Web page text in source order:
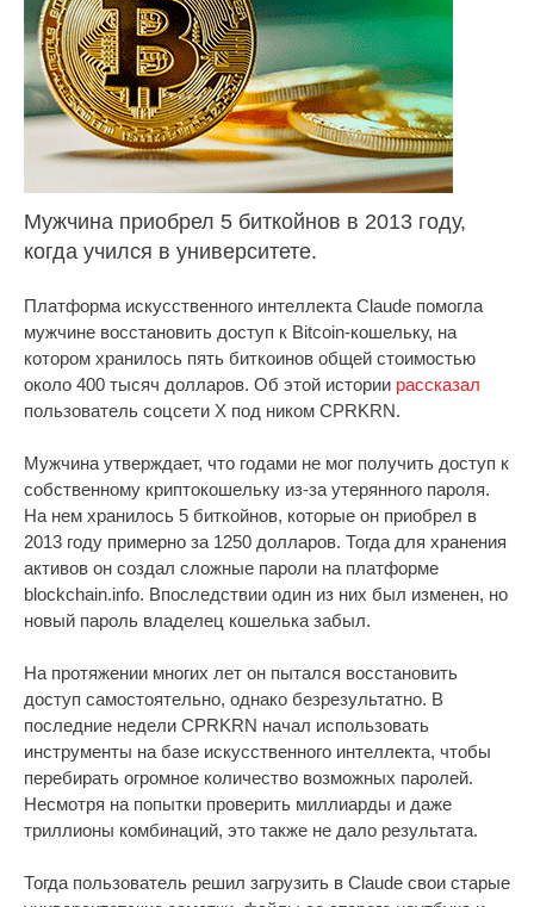
Мужчина приобрел 5 биткойнов в 2013 году,
когда учился в университете.
Платформа искусственного интеллекта Claude помогла
мужчине восстановить доступ к Bitcoin-кошельку, на
котором хранилось пять биткоинов общей стоимостью
около 400 тысяч долларов. Об этой истории рассказал
пользователь соцсети X под ником CPRKRN.
Мужчина утверждает, что годами не мог получить доступ к
собственному криптокошельку из-за утерянного пароля.
На нем хранилось 5 биткойнов, которые он приобрел в
2013 году примерно за 1250 долларов. Тогда для хранения
активов он создал сложные пароли на платформе
blockchain.info. Впоследствии один из них был изменен, но
новый пароль владелец кошелька забыл.
На протяжении многих лет он пытался восстановить
доступ самостоятельно, однако безрезультатно. В
последние недели CPRKRN начал использовать
инструменты на базе искусственного интеллекта, чтобы
перебирать огромное количество возможных паролей.
Несмотря на попытки проверить миллиарды и даже
триллионы комбинаций, это также не дало результата.
Тогда пользователь решил загрузить в Claude свои старые